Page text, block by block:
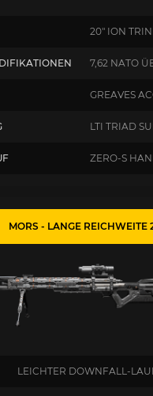
20" ION
7,62 NATO
GREAVES
LTI TRIAD
ZERO-S
MORS - LANGE REICHWEITE
LEICHTER DOWNFALL-